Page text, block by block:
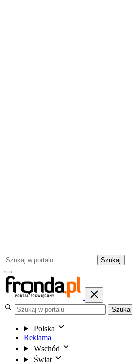
Szukaj
Szukaj
Polska
Reklama
Wschód
Świat